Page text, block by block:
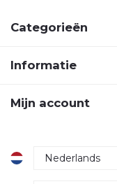
Categorieën
Informatie
Mijn account